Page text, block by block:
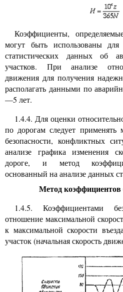
Коэффициенты,
могут быть использованы для
статистических данных об
участков. При анализе
движения для получения
располагать данными по
—5 лет.
1.4.4. Для оценки
по дорогам следует применять
безопасности, конфликтных
анализе графика изменения
дороге, и метод
основанный на анализе данных
Метод коэффициентов
1.4.5. Коэффициентами
отношение максимальной
к максимальной скорости
участок (начальная скорость